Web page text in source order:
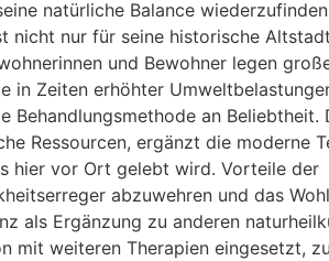
natürliche Balance
nicht nur für seine historische
und Bewohner legen
in Zeiten erhöhter
an Beliebtheit.
Ressourcen, ergänzt die moderne
hier vor Ort gelebt wird. Vorteile der
abzuwehren und das
als Ergänzung zu anderen
mit weiteren Therapien eingesetzt,